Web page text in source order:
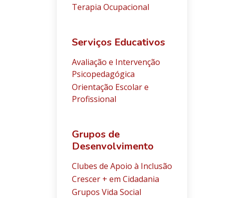
Terapia Ocupacional
Serviços Educativos
Avaliação e Intervenção
Psicopedagógica
Orientação Escolar e
Profissional
Grupos de
Desenvolvimento
Clubes de Apoio à Inclusão
Crescer + em Cidadania
Grupos Vida Social